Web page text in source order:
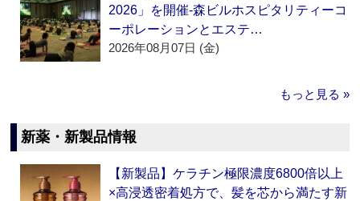
2026」を開催‐森ビルホスピタリティーコ
ーポレーションとエステ…
2026年08月07日 (金)
もっと見る »
新薬・新製品情報
【新製品】ケラチン極限濃度6800倍以上
×高浸透密着処方で、髪を芯から満たす新